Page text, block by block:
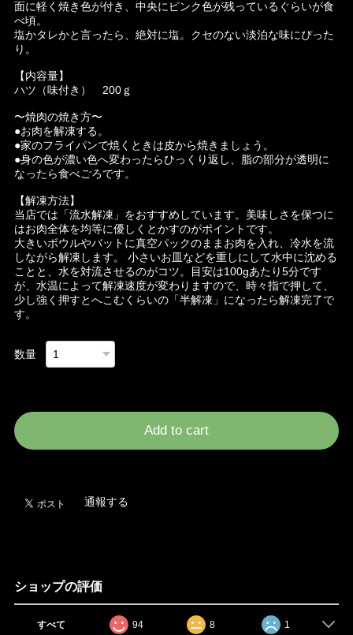
面に軽く焼き色が付き、中央にピンク色が残っているぐらいが食
べ頃。
塩かタレかと言ったら、絶対に塩。クセのない淡泊な味にぴった
り。
【内容量】
ハツ（味付き） 200ｇ
〜焼肉の焼き方〜
●お肉を解凍する。
●家のフライパンで焼くときは皮から焼きましょう。
●身の色が濃い色へ変わったらひっくり返し、脂の部分が透明に
なったら食べごろです。
【解凍方法】
当店では「流水解凍」をおすすめしています。美味しさを保つに
はお肉全体を均等に優しくとかすのがポイントです。
大きいボウルやバットに真空パックのままお肉を入れ、冷水を流
しながら解凍します。 小さいお皿などを重しにして水中に沈める
ことと、水を対流させるのがコツ。目安は100gあたり5分です
が、水温によって解凍速度が変わりますので、時々指で押して、
少し強く押すとへこむくらいの「半解凍」になったら解凍完了で
す。
数量
Add to cart
通報する
ショップの評価
すべて 94 8 1